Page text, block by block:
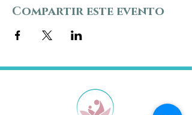
Compartir este evento